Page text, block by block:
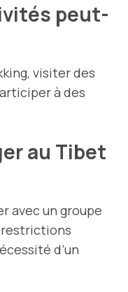
peut-
visiter des
à des
au Tibet
avec un groupe
restrictions
d’un